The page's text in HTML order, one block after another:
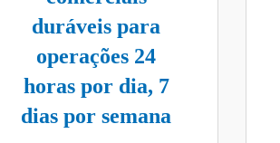
duráveis para
operações 24
horas por dia, 7
dias por semana